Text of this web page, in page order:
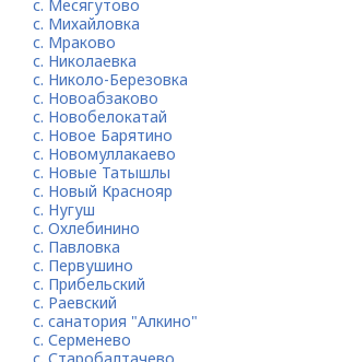
с. Месягутово
с. Михайловка
с. Мраково
с. Николаевка
с. Николо-Березовка
с. Новоабзаково
с. Новобелокатай
с. Новое Барятино
с. Новомуллакаево
с. Новые Татышлы
с. Новый Краснояр
с. Нугуш
с. Охлебинино
с. Павловка
с. Первушино
с. Прибельский
с. Раевский
с. санатория "Алкино"
с. Серменево
с. Старобалтачево